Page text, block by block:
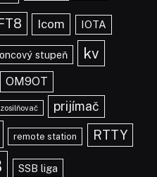
FT8 Icom IOTA
stupeň kv
OM9OT
prijímač
remote station RTTY
SSB liga